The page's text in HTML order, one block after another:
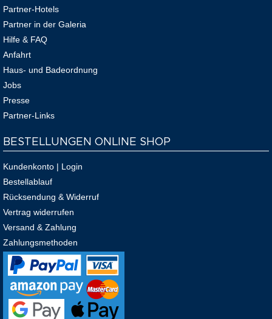
Partner-Hotels
Partner in der Galeria
Hilfe & FAQ
Anfahrt
Haus- und Badeordnung
Jobs
Presse
Partner-Links
BESTELLUNGEN ONLINE SHOP
Kundenkonto | Login
Bestellablauf
Rücksendung & Widerruf
Vertrag widerrufen
Versand & Zahlung
Zahlungsmethoden